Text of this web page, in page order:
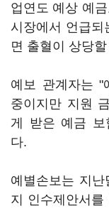
업연도 예상 예
시장에서 언급되
면 출혈이 상당
예보 관계자는 "
중이지만 지원
게 받은 예금 보
다.
예별손보는 지
지 인수제안서